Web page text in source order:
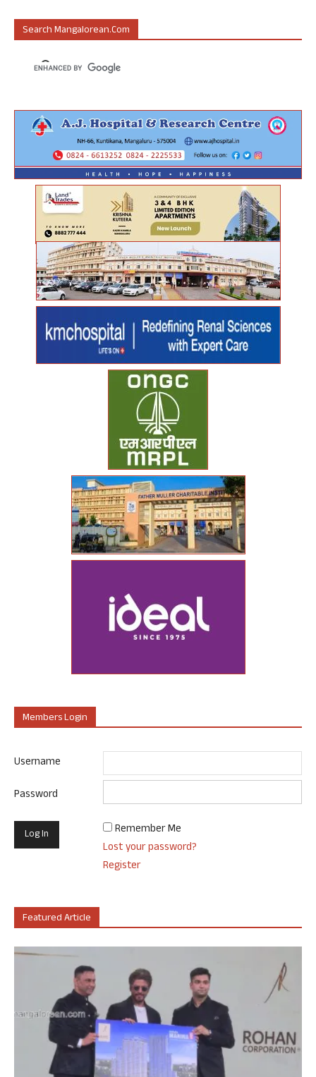
Search Mangalorean.com
Members Login
Username
Password
Remember Me
Lost your password?
Register
Featured Article